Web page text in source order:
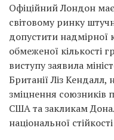
Офіційний Лондон
світовому ринку
допустити надмірної
обмеженої кількості
виступу заявила
Британії Ліз
зміцнення союзників
США та закликам
національної